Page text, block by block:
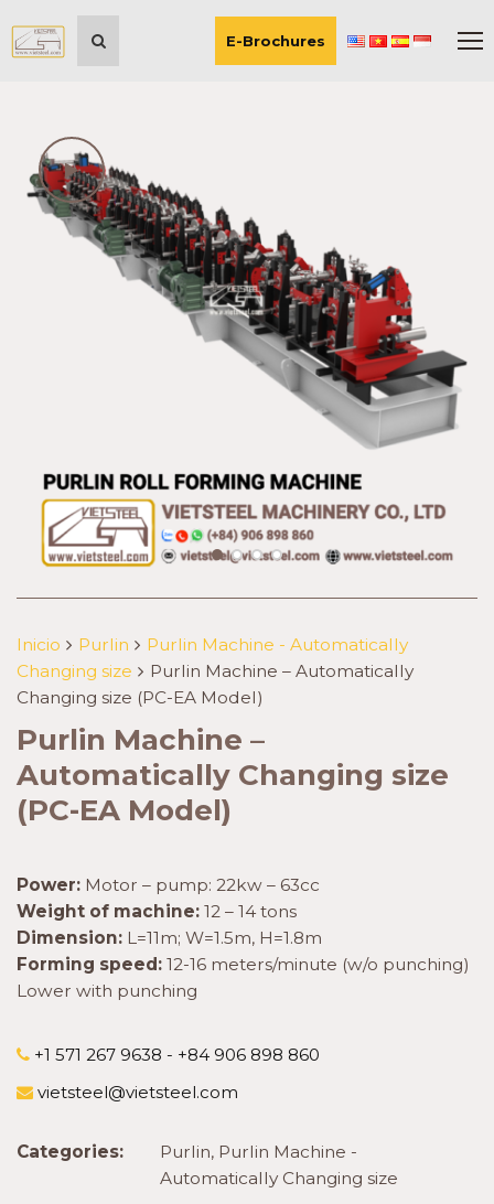
E-Brochures
Inicio Purlin
Purlin Machine - Automatically
Changing size
Purlin Machine – Automatically
Changing size (PC-EA Model)
Purlin Machine –
Automatically Changing size
(PC-EA Model)
Power: Motor – pump: 22kw – 63cc
Weight of machine: 12 – 14 tons
Dimension: L=11m; W=1.5m, H=1.8m
Forming speed: 12-16 meters/minute (w/o punching)
Lower with punching
+1 571 267 9638 - +84 906 898 860
vietsteel@vietsteel.com
Categories: Purlin, Purlin Machine -
Automatically Changing size